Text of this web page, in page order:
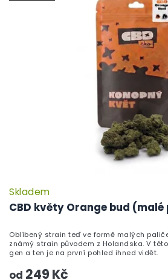
CBD květy Orange bud
Skladem
od 249 Kč
Oblíbený strain teď ve formě malých
známý strain původem z Holandska. V
gen a ten je na první pohled ihned vidět.